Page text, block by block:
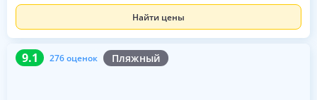
Найти цены
9.1 276 оценок Пляжный
9.1 276 оценок